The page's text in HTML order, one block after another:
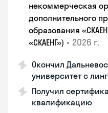
некоммерческая
дополнительного
образования
«СКАЕНГ») • 2026 г.
Окончил
университет с
Получил
квалификацию